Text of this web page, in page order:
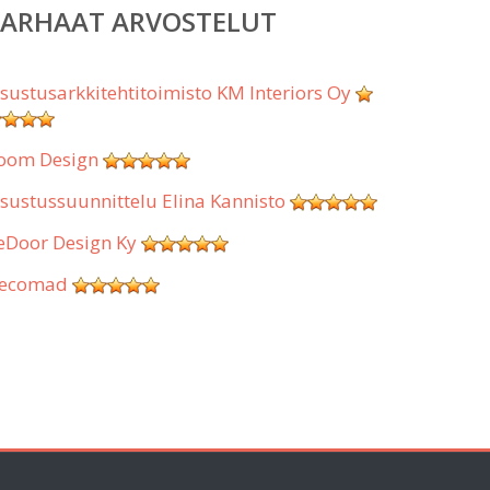
ARVOSTELUT
KM Interiors Oy
Design
Elina Kannisto
Design Ky